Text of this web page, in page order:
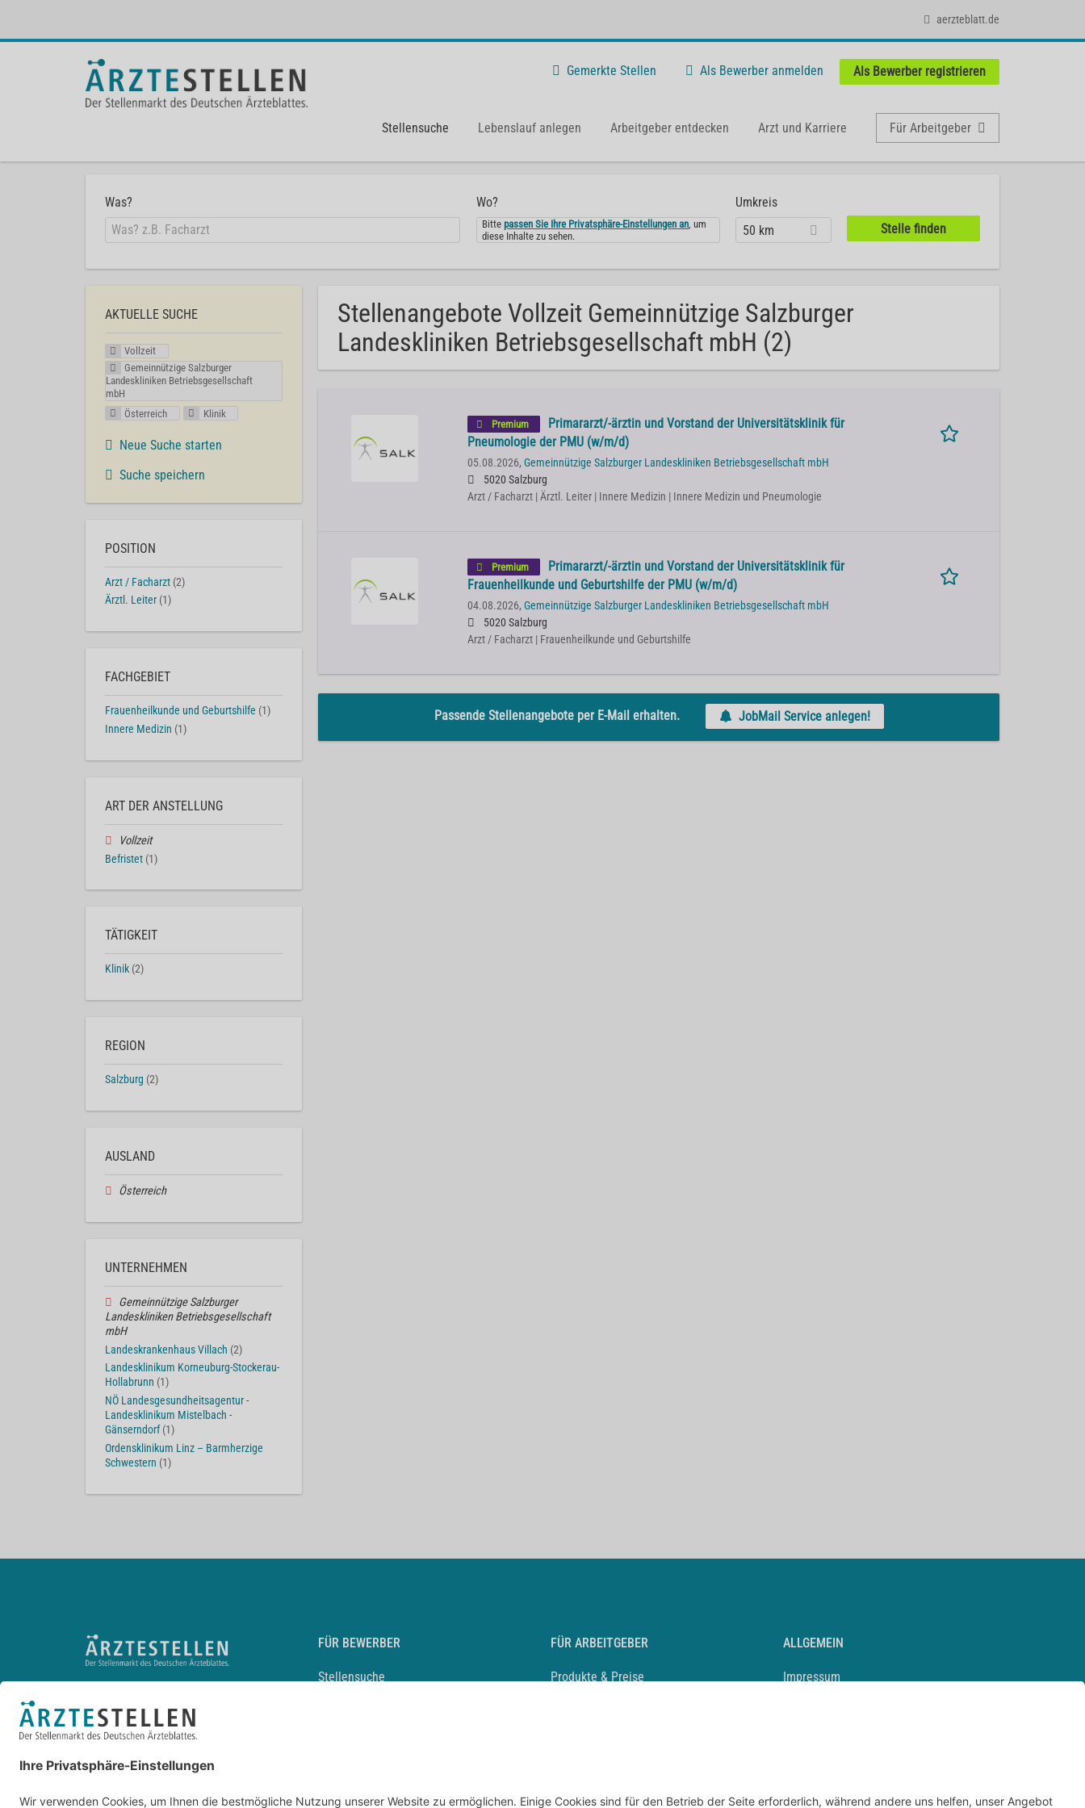
aerzteblatt.de
Gemerkte Stellen Als Bewerber anmelden Als Bewerber registrieren
Stellensuche Lebenslauf anlegen Arbeitgeber entdecken Arzt und Karriere Für Arbeitgeber
Was? Wo?
Bittepassen Sie Ihre Privatsphäre-Einstellungen an, um
diese Inhalte zu sehen.
Umkreis
50 km
Stellenangebote Vollzeit Gemeinnützige Salzburger
Landeskliniken Betriebsgesellschaft mbH (2)
Premium
Primararzt/-ärztin und Vorstand der Universitätsklinik für
Pneumologie der PMU (w/m/d)
05.08.2026, Gemeinnützige Salzburger Landeskliniken Betriebsgesellschaft mbH
5020 Salzburg
Arzt / Facharzt | Ärztl. Leiter | Innere Medizin | Innere Medizin und Pneumologie
Premium
Primararzt/-ärztin und Vorstand der Universitätsklinik für
Frauenheilkunde und Geburtshilfe der PMU (w/m/d)
04.08.2026, Gemeinnützige Salzburger Landeskliniken Betriebsgesellschaft mbH
5020 Salzburg
Arzt / Facharzt | Frauenheilkunde und Geburtshilfe
Passende Stellenangebote per E-Mail erhalten. JobMail Service anlegen!
AKTUELLE SUCHE
Vollzeit
Gemeinnützige Salzburger
Landeskliniken Betriebsgesellschaft
mbH
Österreich
Klinik
Neue Suche starten
Suche speichern
POSITION
Arzt / Facharzt (2)
Ärztl. Leiter (1)
FACHGEBIET
Frauenheilkunde und Geburtshilfe (1)
Innere Medizin (1)
ART DER ANSTELLUNG
Vollzeit
Befristet (1)
TÄTIGKEIT
Klinik (2)
REGION
Salzburg (2)
AUSLAND
Österreich
UNTERNEHMEN
Gemeinnützige Salzburger
Landeskliniken Betriebsgesellschaft
mbH
Landeskrankenhaus Villach (2)
Landesklinikum Korneuburg-Stockerau-
Hollabrunn (1)
NÖ Landesgesundheitsagentur -
Landesklinikum Mistelbach -
Gänserndorf (1)
Ordensklinikum Linz – Barmherzige
Schwestern (1)
FÜR BEWERBER
Stellensuche
Durchsuchen Sie den Stellenkatalog
FÜR ARBEITGEBER
Produkte & Preise
ALLGEMEIN
Impressum